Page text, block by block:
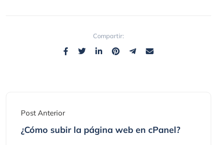
Compartir:
Post Anterior
¿Cómo subir la página web en cPanel?